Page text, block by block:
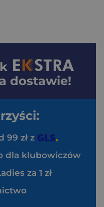
dostawie!
99 zł z
dla klubowiczów
za 1 zł